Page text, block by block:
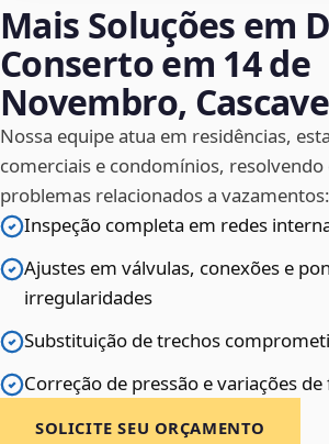
Mais Soluções em
Conserto em 14 de
Novembro,
Nossa equipe atua em residências,
comerciais e condomínios,
problemas relacionados a vazamentos:
Inspeção completa em redes
Ajustes em válvulas, conexões e
irregularidades
Substituição de trechos
Correção de pressão e variações
SOLICITE SEU ORÇAMENTO